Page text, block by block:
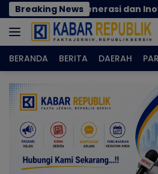
Langsung
ke
konten
Breaking News
Perkuat Regenerasi dan
BERANDA BERITA DAERAH